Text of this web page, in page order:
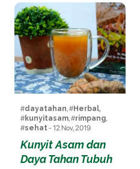
#dayatahan, #Herbal,
#kunyitasam, #rimpang,
#sehat- 12 Nov, 2019
Kunyit Asam dan
Daya Tahan Tubuh